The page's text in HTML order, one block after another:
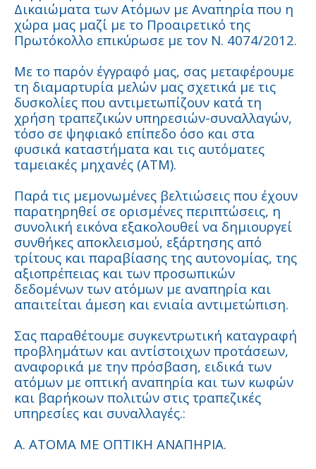
Δικαιώματα των Ατόμων με Αναπηρία που η
χώρα μας μαζί με το Προαιρετικό της
Πρωτόκολλο επικύρωσε με τον Ν. 4074/2012.
Με το παρόν έγγραφό μας, σας μεταφέρουμε
τη διαμαρτυρία μελών μας σχετικά με τις
δυσκολίες που αντιμετωπίζουν κατά τη
χρήση τραπεζικών υπηρεσιών-συναλλαγών,
τόσο σε ψηφιακό επίπεδο όσο και στα
φυσικά καταστήματα και τις αυτόματες
ταμειακές μηχανές (ATM).
Παρά τις μεμονωμένες βελτιώσεις που έχουν
παρατηρηθεί σε ορισμένες περιπτώσεις, η
συνολική εικόνα εξακολουθεί να δημιουργεί
συνθήκες αποκλεισμού, εξάρτησης από
τρίτους και παραβίασης της αυτονομίας, της
αξιοπρέπειας και των προσωπικών
δεδομένων των ατόμων με αναπηρία και
απαιτείται άμεση και ενιαία αντιμετώπιση.
Σας παραθέτουμε συγκεντρωτική καταγραφή
προβλημάτων και αντίστοιχων προτάσεων,
αναφορικά με την πρόσβαση, ειδικά των
ατόμων με οπτική αναπηρία και των κωφών
και βαρήκοων πολιτών στις τραπεζικές
υπηρεσίες και συναλλαγές.:
Α. ΑΤΟΜΑ ΜΕ ΟΠΤΙΚΗ ΑΝΑΠΗΡΙΑ.